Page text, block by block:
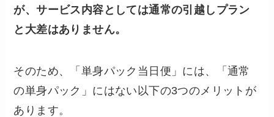
が、サービス内容としては通常の引越しプラン
と大差はありません。
そのため、「単身パック当日便」には、「通常
の単身パック」にはない以下の3つのメリットが
あります。